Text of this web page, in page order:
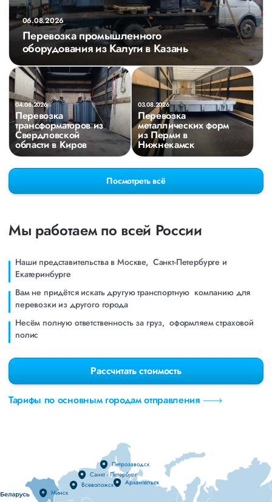
06.08.2026
Перевозка промышленного
оборудования из Калуги в Казань
04.08.2026
Перевозка
трансформаторов из
Свердловской
области в Киров
03.08.2026
Перевозка
металлических форм
из Перми в
Нижнекамск
Посмотреть всё
Мы работаем по всей России
Наши представительства в Москве, Санкт-Петербурге и
Eкатеринбурге
Вам не придётся искать другую транспортную компанию для
перевозки из другого города
Несём полную ответственность за груз, оформляем страховой
полис
Рассчитать стоимость
Тарифы по основным городам отправления
Архангельск
Санкт - Петербург
Всеволожск
Петрозаводск
Минск